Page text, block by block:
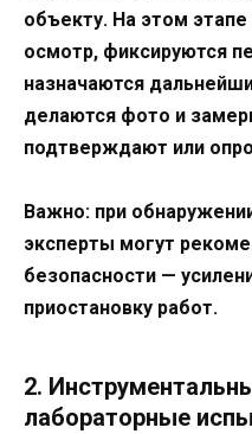
объекту. На этом
осмотр, фиксируются
назначаются
делаются фото и
подтверждают или
Важно: при
эксперты могут
безопасности —
приостановку работ.
2.
лабораторные